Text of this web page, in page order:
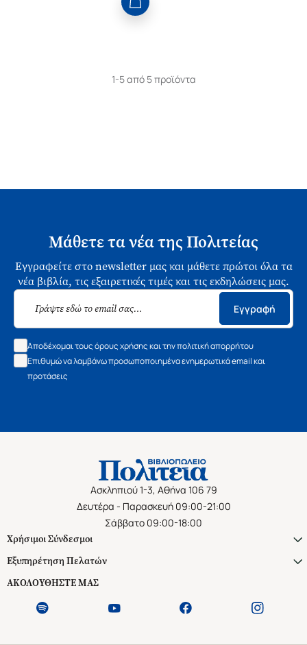
1-5 από 5 προϊόντα
Μάθετε τα νέα της Πολιτείας
Εγγραφείτε στο newsletter μας και μάθετε πρώτοι όλα τα
νέα βιβλία, τις εξαιρετικές τιμές και τις εκδηλώσεις μας.
Εγγραφή
Αποδέχομαι τους όρους χρήσης και την πολιτική απορρήτου
Επιθυμώ να λαμβάνω προσωποποιημένα ενημερωτικά email και
προτάσεις
Ασκληπιού 1-3, Αθήνα 106 79
Δευτέρα - Παρασκευή 09:00-21:00
Σάββατο 09:00-18:00
Χρήσιμοι Σύνδεσμοι
Εξυπηρέτηση Πελατών
ΑΚΟΛΟΥΘΗΣΤΕ ΜΑΣ